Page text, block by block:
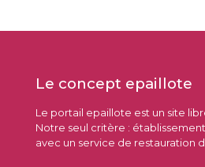
Le concept epaillote
Le portail epaillote est un site
Notre seul critère :
avec un service de restauration